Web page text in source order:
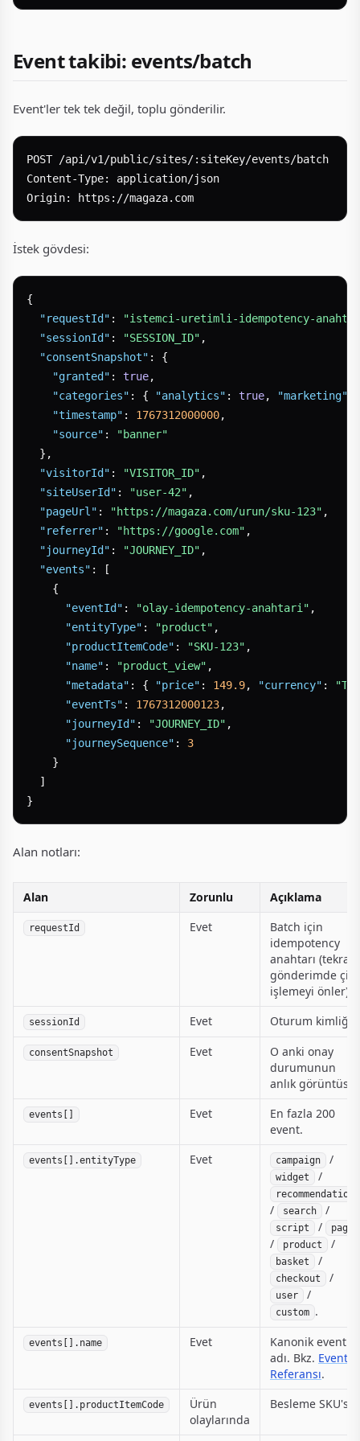
Event takibi: events/batch
Event'ler tek tek değil, toplu gönderilir.
POST /api/v1/public/sites/:siteKey/events/batch
Content-Type: application/json
İstek gövdesi:
{
"requestId" :
"istemci-uretimli-idempotency-
"sessionId" : "SESSION_ID" ,
"consentSnapshot" :
{
"granted" : true,
"categories" : { "analytics" : true, "marketing"
"timestamp" : 1767312000000,
"source" :
"banner"
} ,
"visitorId" : "VISITOR_ID" ,
"siteUserId" : "user-42" ,
"pageUrl" : "https://magaza.com/urun/sku-123" ,
"referrer" : "https://google.com" ,
"journeyId" : "JOURNEY_ID" ,
"events" :
[
{
"eventId" : "olay-idempotency-anahtari" ,
"entityType" : "product" ,
"productItemCode" : "SKU-123" ,
"name" : "product_view" ,
"metadata" : { "price" : 149.9, "currency" :
"eventTs" : 1767312000123,
"journeyId" : "JOURNEY_ID" ,
"journeySequence" :
3
}
]
}
Alan notları:
Alan Zorunlu Açıklama
requestId Evet
Batch için
idempotency
anahtarı (tekrar
gönderimde çift
işlemeyi önler).
sessionId Evet Oturum kimliği.
consentSnapshot Evet
O anki onay
durumunun
anlık görüntüsü.
events[] Evet
En fazla 200
event.
events[].entityType Evet campaign /
widget /
recommendation
/ search /
script / page
/ product /
basket /
checkout /
user /
custom .
events[].name Evet
Kanonik event
adı. Bkz. Event
Referansı.
events[].productItemCode
Ürün
olaylarında
Besleme SKU'su.